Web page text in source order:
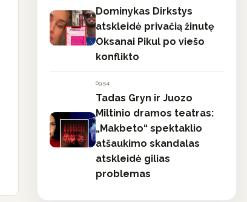
Dominykas Dirkstys
atskleidė privačią žinutę
Oksanai Pikul po viešo
konflikto
09:54
Tadas Gryn ir Juozo
Miltinio dramos teatras:
„Makbeto“ spektaklio
atšaukimo skandalas
atskleidė gilias
problemas